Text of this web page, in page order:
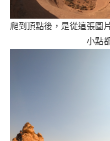
爬到頂點後，是從這張圖
小點